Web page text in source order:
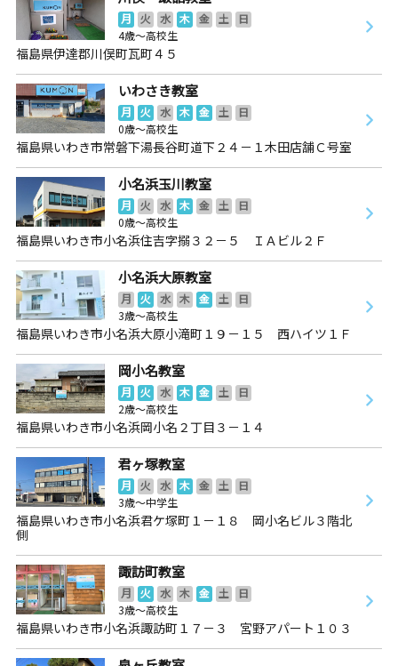
月 火 水 木 金 土
日
4歳～高校生
福島県伊達郡川俣町瓦町４５
いわさき教室
月 火 水 木 金 土
日
0歳～高校生
福島県いわき市常磐下湯長谷町道下２４－１木田店舗Ｃ号室
小名浜玉川教室
月 火 水 木 金 土
日
0歳～高校生
福島県いわき市小名浜住吉字搦３２－５ ＩＡビル２Ｆ
小名浜大原教室
月 火 水 木 金 土
日
3歳～高校生
福島県いわき市小名浜大原小滝町１９－１５ 西ハイツ１Ｆ
岡小名教室
月 火 水 木 金 土
日
2歳～高校生
福島県いわき市小名浜岡小名２丁目３－１４
君ヶ塚教室
月 火 水 木 金 土
日
3歳～中学生
福島県いわき市小名浜君ケ塚町１－１８ 岡小名ビル３階北
側
諏訪町教室
月 火 水 木 金 土
日
3歳～高校生
福島県いわき市小名浜諏訪町１７－３ 宮野アパート１０３